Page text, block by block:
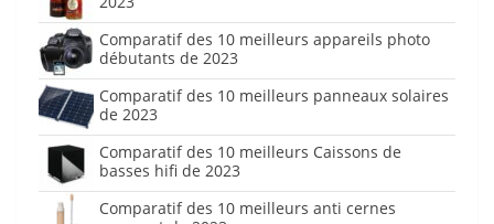
Comparatif des 10 meilleurs appareils photo
débutants de 2023
Comparatif des 10 meilleurs panneaux solaires
de 2023
Comparatif des 10 meilleurs Caissons de
basses hifi de 2023
Comparatif des 10 meilleurs anti cernes